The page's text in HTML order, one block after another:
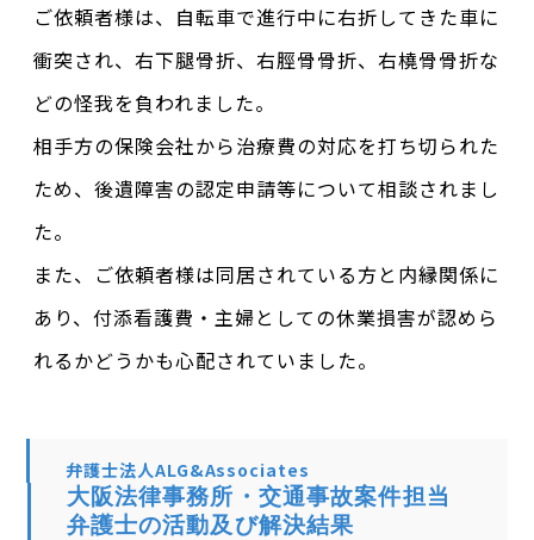
ご依頼者様は、自転車で進行中に右折してきた車に
衝突され、右下腿骨折、右脛骨骨折、右橈骨骨折な
どの怪我を負われました。
相手方の保険会社から治療費の対応を打ち切られた
ため、後遺障害の認定申請等について相談されまし
た。
また、ご依頼者様は同居されている方と内縁関係に
あり、付添看護費・主婦としての休業損害が認めら
れるかどうかも心配されていました。
弁護士法人ALG&Associates
大阪法律事務所・交通事故案件担当
弁護士の活動及び解決結果